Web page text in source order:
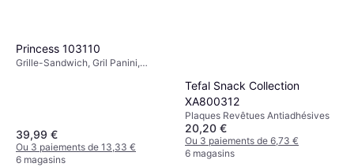
Princess 103110
Grille-Sandwich, Gril Panini,
39,99 €
Ou 3 paiements de 13,33 €
6 magasins
Tefal Snack Collection
XA800312
Plaques Revêtues Antiadhésives
20,20 €
Ou 3 paiements de 6,73 €
6 magasins